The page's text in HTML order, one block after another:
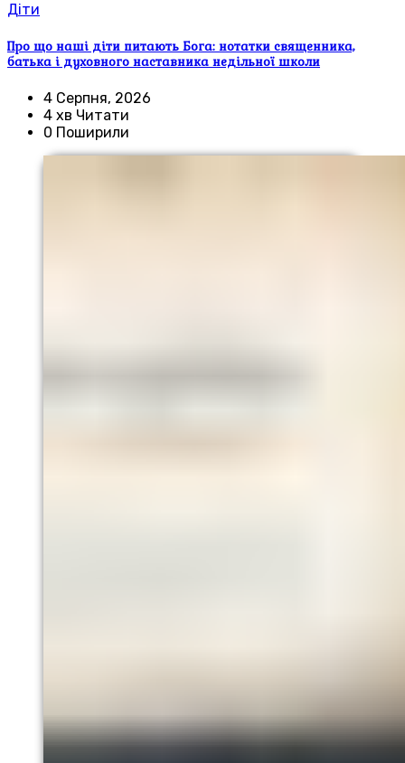
Діти
Про що наші діти питають Бога: нотатки священника,
батька і духовного наставника недільної школи
4 Серпня, 2026
4 хв Читати
0 Поширили